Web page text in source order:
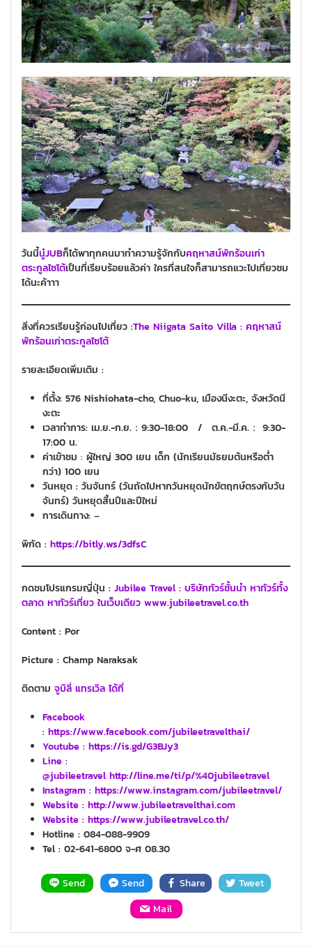
วันนี้นู๋JUBก็ได้พาทุกคนมาทำความรู้จักกับคฤหาสน์พักร้อนเก่า
ตระกูลไซโต้เป็นที่เรียบร้อยแล้วค่า ใครที่สนใจก็สามารถแวะไปเที่ยวชม
ได้นะค้าาา
สิ่งที่ควรเรียนรู้ก่อนไปเที่ยว :The Niigata Saito Villa : คฤหาสน์
พักร้อนเก่าตระกูลไซโต้
รายละเอียดเพิ่มเติม :
ที่ตั้ง: 576 Nishiohata-cho, Chuo-ku, เมืองนีงะตะ, จังหวัดนี
งะตะ
เวลาทำการ: เม.ย.-ก.ย.：9:30-18:00 / ต.ค.-มี.ค.： 9:30-
17:00 น.
ค่าเข้าชม : ผู้ใหญ่ 300 เยน เด็ก (นักเรียนมัธยมต้นหรือต่ำ
กว่า) 100 เยน
วันหยุด : วันจันทร์ (วันถัดไปหากวันหยุดนักขัตฤกษ์ตรงกับวัน
จันทร์) วันหยุดสิ้นปีและปีใหม่
การเดินทาง: –
พิกัด : https://bitly.ws/3dfsC
กดชมโปรแกรมญี่ปุ่น : Jubilee Travel : บริษัททัวร์ชั้นนำ หาทัวร์ทั้ง
ตลาด หาทัวร์เที่ยว ในเว็บเดียว www.jubileetravel.co.th
Content : Por
Picture : Champ Naraksak
ติดตาม จูบิลี่ แทรเวิล ได้ที่
Facebook
: https://www.facebook.com/jubileetravelthai/
Youtube : https://is.gd/G3BJy3
Line :
@jubileetravel http://line.me/ti/p/%40jubileetravel
Instagram : https://www.instagram.com/jubileetravel/
Website : http://www.jubileetravelthai.com
Website : https://www.jubileetravel.co.th/
Hotline : 084-088-9909
Tel : 02-641-6800 จ-ศ 08.30
Send Send Share
Tweet
Mail